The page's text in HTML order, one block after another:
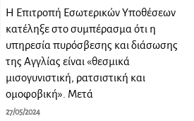
Η Επιτροπή Εσωτερικών Υποθέσεων
κατέληξε στο συμπέρασμα ότι η
υπηρεσία πυρόσβεσης και διάσωσης
της Αγγλίας είναι «θεσμικά
μισογυνιστική, ρατσιστική και
ομοφοβική». Μετά
27/05/2024